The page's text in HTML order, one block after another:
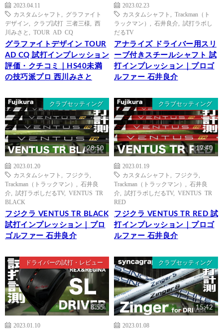
2023.04.11
カスタムシャフト
グラファイト
デザイン
クラブ試打 三者三様
西
川みさと
TOUR AD CQ
グラファイトデザイン TOUR
AD CQ 試打インプレッション
評価・クチコミ｜HS40未満
の技巧派プロ 西川みさと
2023.02.23
カスタムシャフト
Trackman（ト
ラックマン）
石井良介
試打ラボし
だるTV
アナライズ ドライバー用スリ
ーブ付きスチールシャフト 試
打インプレッション｜プロゴ
ルファー 石井良介
クラブセッティング
28:50
2023.01.20
カスタムシャフト
フジクラ
Trackman（トラックマン）
石井良
介
試打ラボしだるTV, VENTUS TR
BLACK
フジクラ VENTUS TR BLACK
試打インプレッション｜プロ
ゴルファー 石井良介
クラブセッティング
19:40
2023.01.19
カスタムシャフト
フジクラ
Trackman（トラックマン）
石井良
介
試打ラボしだるTV, VENTUS TR
RED
フジクラ VENTUS TR RED 試
打インプレッション｜プロゴ
ルファー 石井良介
ドライバーの試打・レビュー
8:55
2023.01.10
クラブセッティング
15:42
2023.01.08